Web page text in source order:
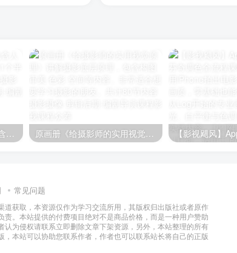
常见问题
道获取，本资源仅作为学习交流所用，其版权归出版社或者原作
责。本站提供的付费项目绝对不是商品价格，而是一种用户赞助
认为侵权请联系立即删除文章下架资源，另外，本站整理的所有
，本站可以协助您联系作者，作者也可以联系站长将自己的正版